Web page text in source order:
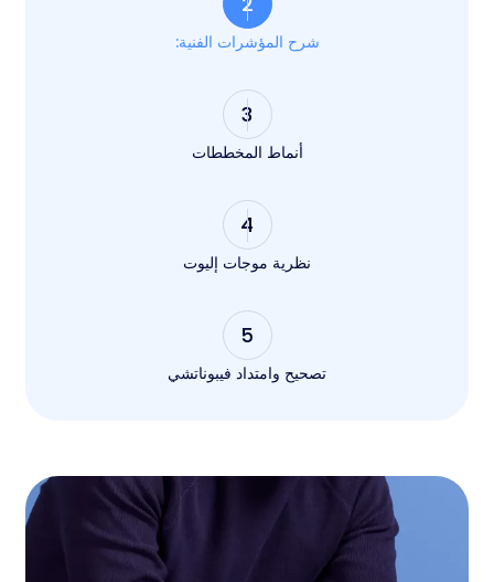
شرح المؤشرات الفنية:
3
أنماط المخططات
4
نظرية موجات إليوت
5
تصحيح وامتداد فيبوناتشي